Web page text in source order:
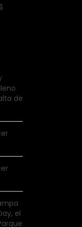
de
el